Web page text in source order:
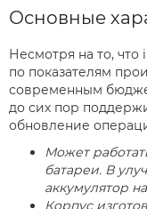
Основные
Несмотря на то,
по показателям
современным
до сих пор
обновление
Может
батареи. В
аккумулятор